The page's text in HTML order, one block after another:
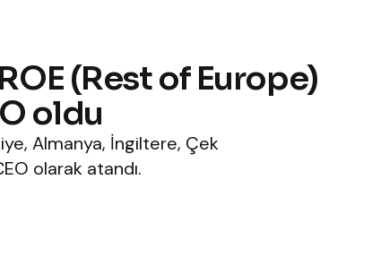
(Rest of Europe)
oldu
Almanya, İngiltere, Çek
olarak atandı.